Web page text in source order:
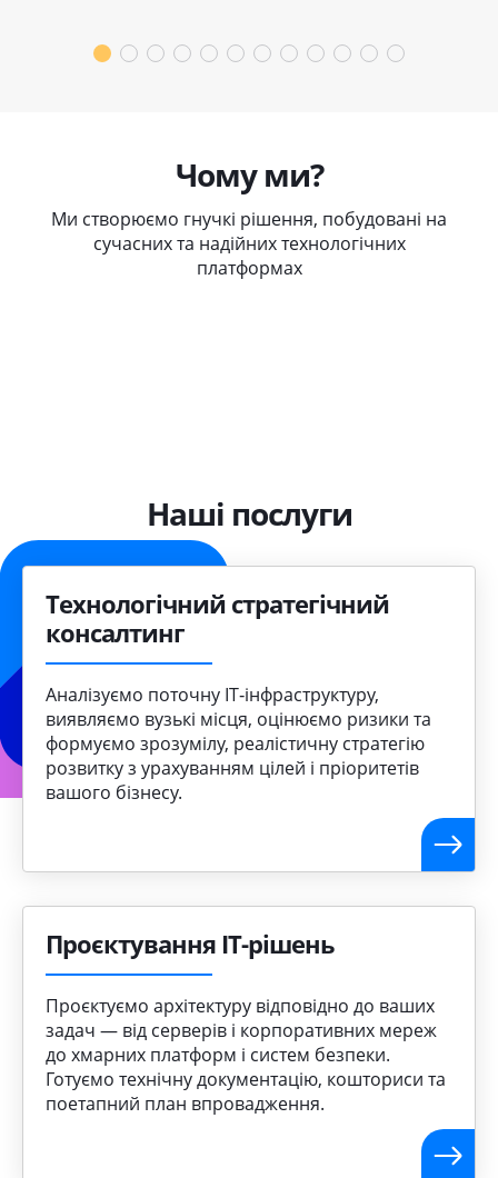
Чому ми?
Ми створюємо гнучкі рішення, побудовані на
сучасних та надійних технологічних
платформах
Висока кваліфікація
Наші послуги
Технологічний стратегічний
консалтинг
Аналізуємо поточну ІТ‑інфраструктуру,
виявляємо вузькі місця, оцінюємо ризики та
формуємо зрозумілу, реалістичну стратегію
розвитку з урахуванням цілей і пріоритетів
вашого бізнесу.
Проєктування ІТ-рішень
Проєктуємо архітектуру відповідно до ваших
задач — від серверів і корпоративних мереж
до хмарних платформ і систем безпеки.
Готуємо технічну документацію, кошториси та
поетапний план впровадження.